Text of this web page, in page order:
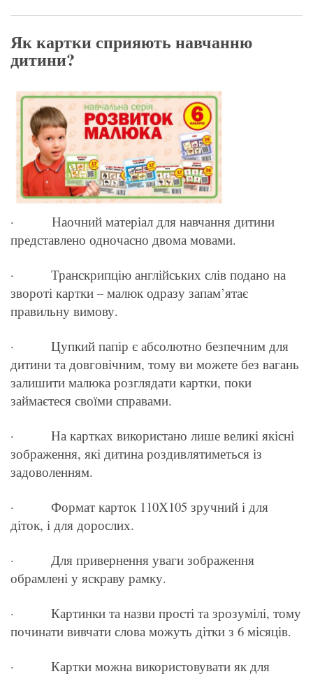
Як картки сприяють навчанню
дитини?
· Наочний матеріал для навчання дитини
представлено одночасно двома мовами.
· Транскрипцію англійських слів подано на
звороті картки – малюк одразу запам’ятає
правильну вимову.
· Цупкий папір є абсолютно безпечним для
дитини та довговічним, тому ви можете без вагань
залишити малюка розглядати картки, поки
займаєтеся своїми справами. ⠀
· На картках використано лише великі якісні
зображення, які дитина роздивлятиметься із
задоволенням.
· Формат карток 110Х105 зручний і для
діток, і для дорослих.
· Для привернення уваги зображення
обрамлені у яскраву рамку.
· Картинки та назви прості та зрозумілі, тому
починати вивчати слова можуть дітки з 6 місяців.
· Картки можна використовувати як для